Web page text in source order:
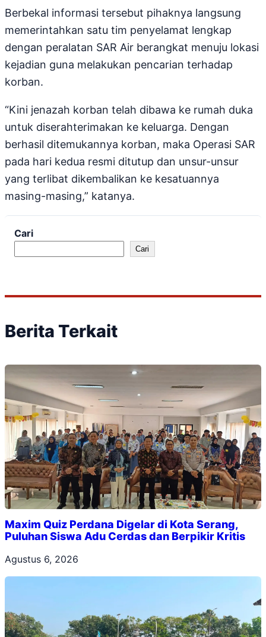
Berbekal informasi tersebut pihaknya langsung
memerintahkan satu tim penyelamat lengkap
dengan peralatan SAR Air berangkat menuju lokasi
kejadian guna melakukan pencarian terhadap
korban.
“Kini jenazah korban telah dibawa ke rumah duka
untuk diserahterimakan ke keluarga. Dengan
berhasil ditemukannya korban, maka Operasi SAR
pada hari kedua resmi ditutup dan unsur-unsur
yang terlibat dikembalikan ke kesatuannya
masing-masing,” katanya.
Cari
Cari
Berita Terkait
Maxim Quiz Perdana Digelar di Kota Serang,
Puluhan Siswa Adu Cerdas dan Berpikir Kritis
Agustus 6, 2026